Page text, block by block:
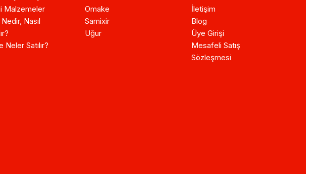
Malzemeler
Nasıl
Neler Satılır?
Omake
Samixir
Uğur
İletişim
Blog
Üye Girişi
Mesafeli Satış
Sözleşmesi